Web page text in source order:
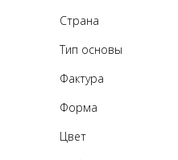
Страна
Тип основы
Фактура
Форма
Цвет